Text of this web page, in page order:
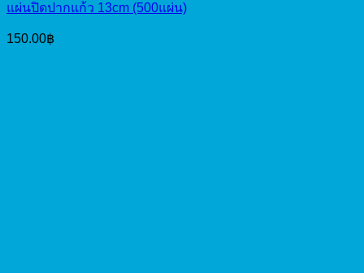
แผ่นปิดปากแก้ว 13cm (500แผ่น)
150.00฿